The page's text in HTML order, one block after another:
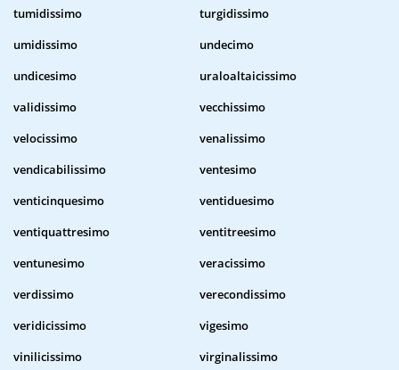
tumidissimo
turgidissimo
umidissimo
undecimo
undicesimo
uraloaltaicissimo
validissimo
vecchissimo
velocissimo
venalissimo
vendicabilissimo
ventesimo
venticinquesimo
ventiduesimo
ventiquattresimo
ventitreesimo
ventunesimo
veracissimo
verdissimo
verecondissimo
veridicissimo
vigesimo
vinilicissimo
virginalissimo